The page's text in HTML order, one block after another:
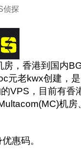
侦探
房，香港到国内
元老kwx创建，
VPS，目前有香
机房
惠码。